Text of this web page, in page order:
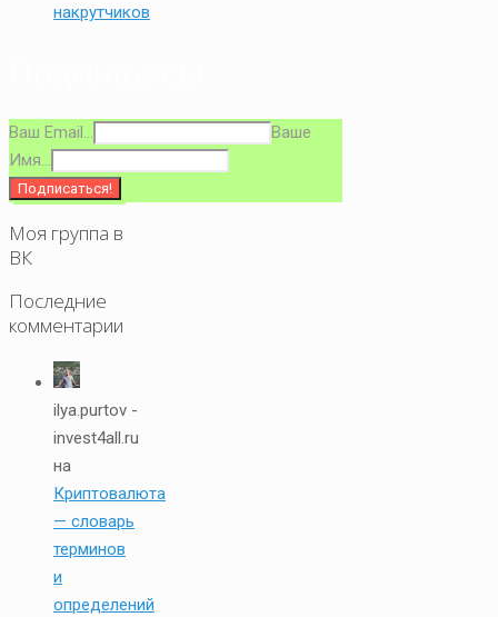
накрутчиков
Ваш Email...
Ваше
Имя...
Моя группа в
ВК
Последние
комментарии
ilya.purtov -
invest4all.ru
на
Криптовалюта
— словарь
терминов
и
определений